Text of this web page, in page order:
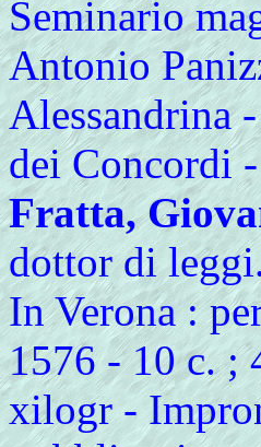
Seminario
Antonio
Alessandrina
dei Concordi
Fratta,
dottor di
In Verona :
1576 - 10 c. ;
xilogr -